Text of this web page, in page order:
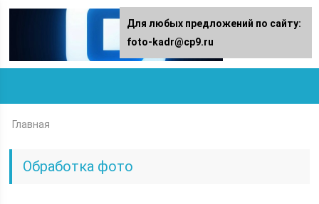
Главная
Обработка фото
Для любых предложений по сайту:
foto-kadr@cp9.ru